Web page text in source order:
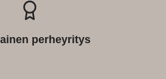
perheyritys